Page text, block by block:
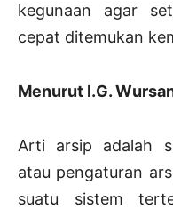
kegunaan agar
cepat ditemukan
Menurut I.G.
Arti arsip adalah
atau pengaturan
suatu sistem